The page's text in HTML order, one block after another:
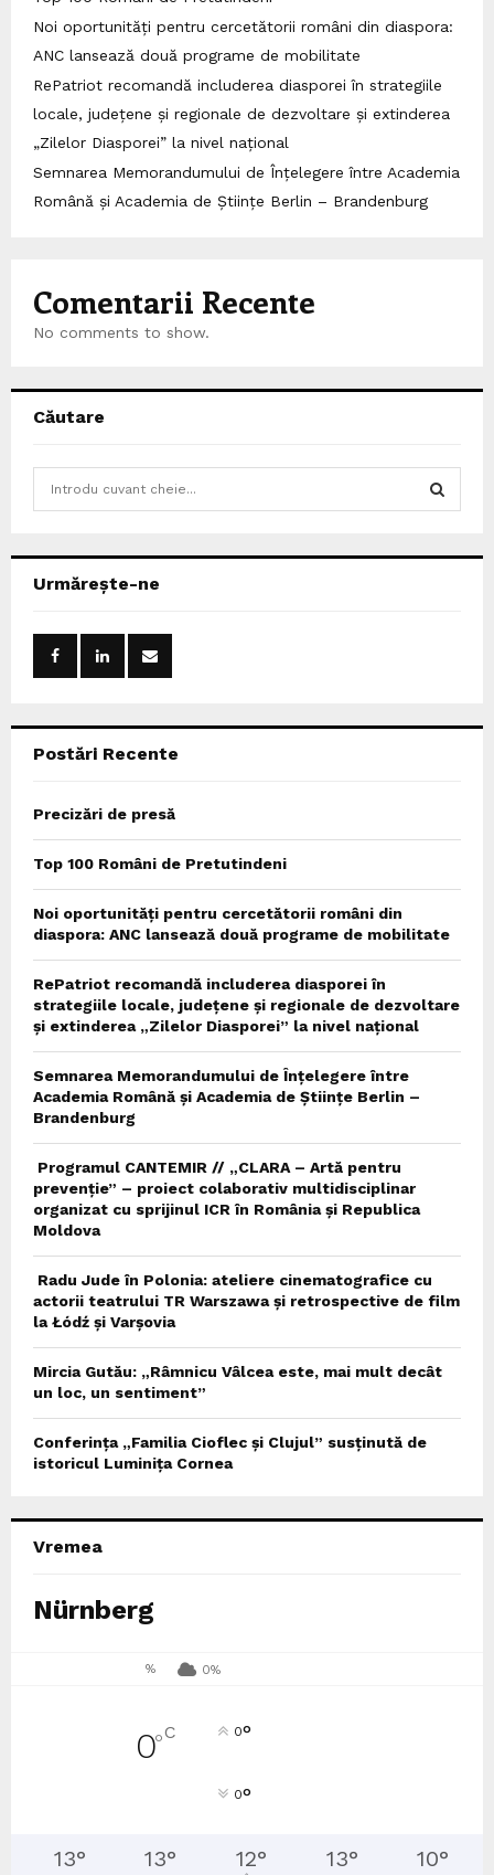
Noi oportunități pentru cercetătorii români din diaspora:
ANC lansează două programe de mobilitate
RePatriot recomandă includerea diasporei în strategiile
locale, județene și regionale de dezvoltare și extinderea
„Zilelor Diasporei” la nivel național
Semnarea Memorandumului de Înțelegere între Academia
Română și Academia de Științe Berlin – Brandenburg
Comentarii Recente
No comments to show.
Căutare
h
Urmărește-ne
Postări Recente
Precizări de presă
Top 100 Români de Pretutindeni
Noi oportunități pentru cercetătorii români din
diaspora: ANC lansează două programe de mobilitate
RePatriot recomandă includerea diasporei în
strategiile locale, județene și regionale de dezvoltare
și extinderea „Zilelor Diasporei” la nivel național
Semnarea Memorandumului de Înțelegere între
Academia Română și Academia de Științe Berlin –
Brandenburg
Programul CANTEMIR // „CLARA – Artă pentru
prevenție” – proiect colaborativ multidisciplinar
organizat cu sprijinul ICR în România și Republica
Moldova
Radu Jude în Polonia: ateliere cinematografice cu
actorii teatrului TR Warszawa și retrospective de film
la Łódź și Varșovia
Mircia Gutău: „Râmnicu Vâlcea este, mai mult decât
un loc, un sentiment”
Conferința „Familia Cioflec și Clujul” susținută de
istoricul Luminița Cornea
Vremea
Nürnberg
% 0%
0°C 0°
0°
13° 13° 12° 13° 10°